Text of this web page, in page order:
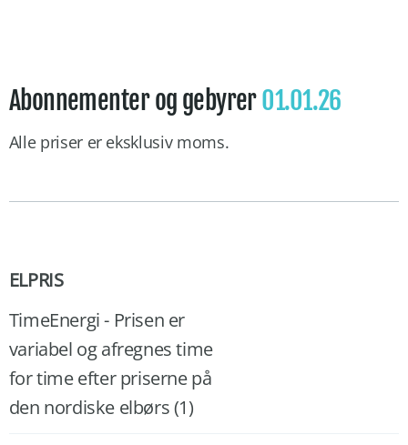
Abonnementer og gebyrer01.01.26
Alle priser er eksklusiv moms.
ELPRIS
TimeEnergi - Prisen er
variabel og afregnes time
for time efter priserne på
den nordiske elbørs (1)